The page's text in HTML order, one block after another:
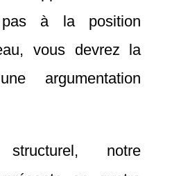
pas à la position
vous devrez la
argumentation
notre